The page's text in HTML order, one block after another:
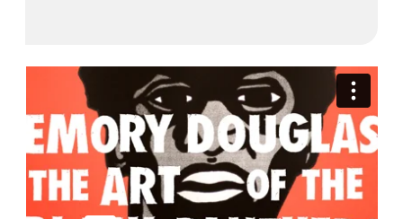
Adventskalender 2019
Adventskalender 2020
Adventskalender 2021